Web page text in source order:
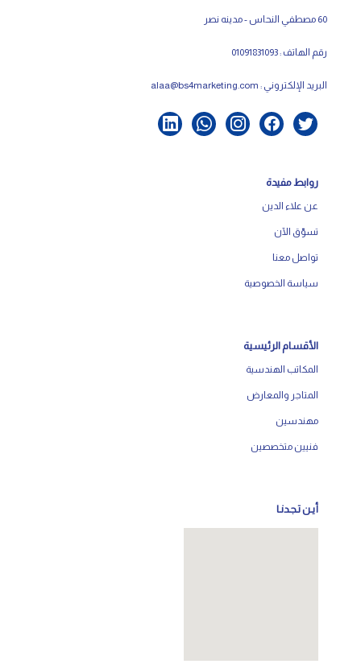
60 مصطفي النحاس - مدينه نصر
رقم الهاتف : 01091831093
البريد الإلكتروني : alaa@bs4marketing.com
روابط مفيدة
عن علاء الدين
تسوّق الآن
تواصل معنا
سياسة الخصوصية
الأقسام الرئيسية
المكاتب الهندسية
المتاجر والمعارض
مهندسين
فنيين متخصصين
أيـن تـجـدنـا